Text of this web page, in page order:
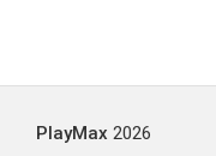
PlayMax 2026